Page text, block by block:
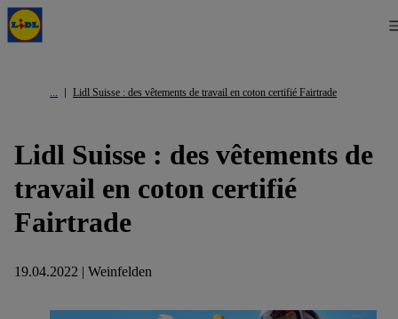
Lidl Suisse : des vêtements de travail en coton certifié Fairtrade
Lidl Suisse : des vêtements de
travail en coton certifié
Fairtrade
19.04.2022 | Weinfelden